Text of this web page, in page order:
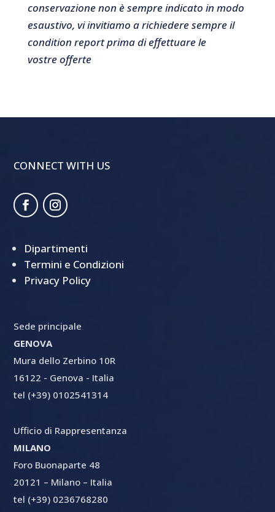
conservazione non è sempre indicato in modo
esaustivo, vi invitiamo a richiedere sempre il
condition report prima di effettuare le
vostre offerte
CONNECT WITH US
Dipartimenti
Termini e Condizioni
Privacy Policy
Sede principale
GENOVA
Mura dello Zerbino 10R
16122 - Genova - Italia
tel (+39) 0102541314
Ufficio di Rappresentanza
MILANO
Foro Buonaparte 48
20121 – Milano – Italia
tel (+39) 0236768280